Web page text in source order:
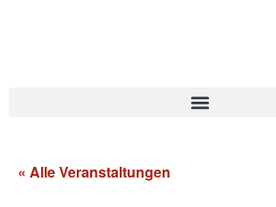
« Alle Veranstaltungen